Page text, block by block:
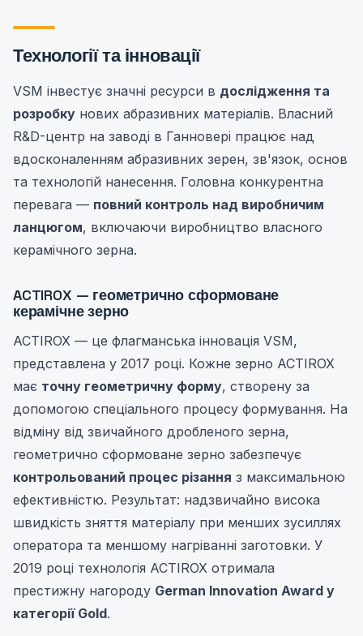
Технології та інновації
VSM інвестує значні ресурси в дослідження та
розробку нових абразивних матеріалів. Власний
R&D-центр на заводі в Ганновері працює над
вдосконаленням абразивних зерен, зв'язок, основ
та технологій нанесення. Головна конкурентна
перевага — повний контроль над виробничим
ланцюгом, включаючи виробництво власного
керамічного зерна.
ACTIROX — геометрично сформоване
керамічне зерно
ACTIROX — це флагманська інновація VSM,
представлена у 2017 році. Кожне зерно ACTIROX
має точну геометричну форму, створену за
допомогою спеціального процесу формування. На
відміну від звичайного дробленого зерна,
геометрично сформоване зерно забезпечує
контрольований процес різання з максимальною
ефективністю. Результат: надзвичайно висока
швидкість зняття матеріалу при менших зусиллях
оператора та меншому нагріванні заготовки. У
2019 році технологія ACTIROX отримала
престижну нагороду German Innovation Award у
категорії Gold.